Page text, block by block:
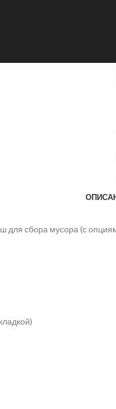
для сбора мусора (с